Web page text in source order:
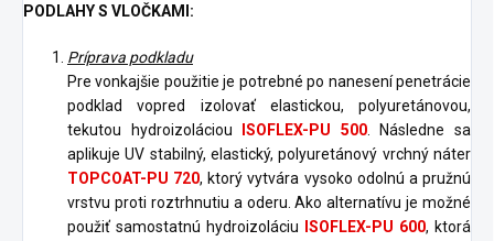
PODLAHY S VLOČKAMI:
Príprava podkladu
Pre vonkajšie použitie je potrebné po nanesení penetrácie
podklad vopred izolovať elastickou, polyuretánovou,
tekutou hydroizoláciou
ISOFLEX-PU 500. Následne sa
aplikuje UV stabilný, elastický, polyuretánový vrchný náter
TOPCOAT-PU 720, ktorý vytvára vysoko odolnú a pružnú
vrstvu proti roztrhnutiu a oderu. Ako alternatívu je možné
použiť samostatnú hydroizoláciu
ISOFLEX-PU 600, ktorá